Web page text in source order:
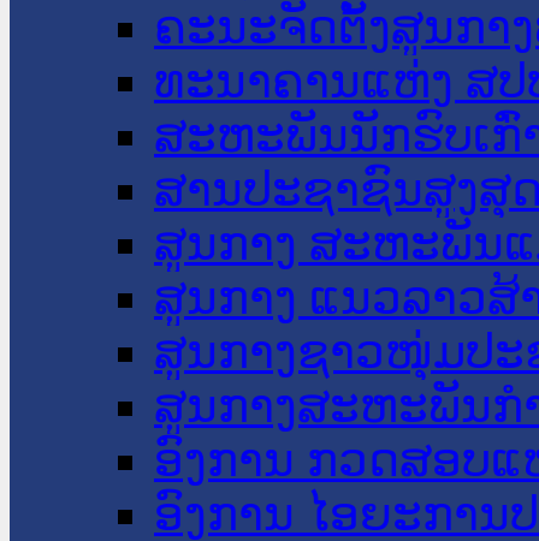
ຄະນະຈັດຕັ້ງສູນກາ
ທະນາຄານແຫ່ງ ສປ
ສະຫະພັນນັກຮົບເກົ່
ສານປະຊາຊົນສູງສຸ
ສູນກາງ ສະຫະພັນ
ສູນກາງ ແນວລາວສ້
ສູນກາງຊາວໜຸ່ມປະ
ສູນກາງສະຫະພັນກ
ອົງການ ກວດສອບແ
ອົງການ ໄອຍະການ